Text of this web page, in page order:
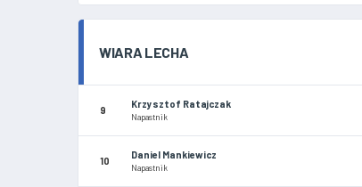
WIARA LECHA
9
Krzysztof Ratajczak
Napastnik
10
Daniel Mankiewicz
Napastnik